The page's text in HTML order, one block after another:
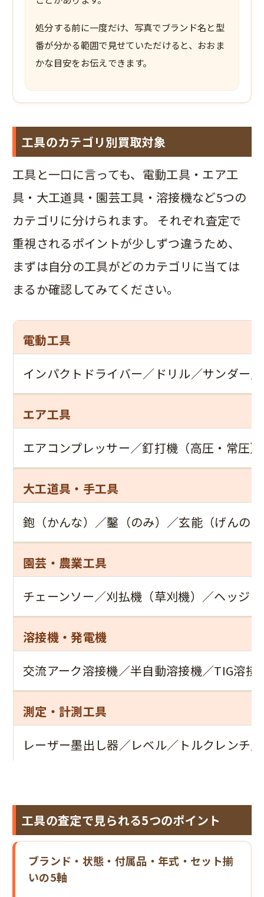
処分する前に一度だけ、写真でブランド名と型
番が分かる範囲で見せていただけると、おおま
かな目安をお伝えできます。
工具のカテゴリ別買取対象
工具と一口に言っても、電動工具・エア工
具・大工道具・園芸工具・溶接機など5つの
カテゴリに分けられます。 それぞれ査定で
重視されるポイントが少しずつ違うため、
まずは自分の工具がどのカテゴリに当ては
まるか確認してみてください。
電動工具
インパクトドライバー／ドリル／サンダー
エア工具
エアコンプレッサー／釘打機（高圧・常圧
大工道具・手工具
鉋（かんな）／鑿（のみ）／玄能（げんの
園芸・農業工具
チェーンソー／刈払機（草刈機）／ヘッジ
溶接機・発電機
交流アーク溶接機／半自動溶接機／TIG溶
測定・計測工具
レーザー墨出し器／レベル／トルクレンチ
工具の査定で見られる5つのポイント
ブランド・状態・付属品・年式・セット揃
いの5軸